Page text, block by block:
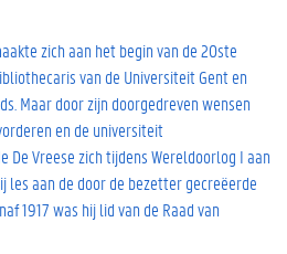
zich aan het begin van de 20ste
van de Universiteit Gent en
Maar door zijn doorgedreven wensen
en de universiteit
De Vreese zich tijdens Wereldoorlog I aan
les aan de door de bezetter gecreëerde
1917 was hij lid van de Raad van